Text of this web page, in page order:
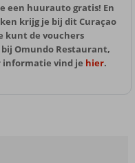
een huurauto gratis! En
krijg je bij dit Curaçao
kunt de vouchers
Omundo Restaurant,
informatie vind je hier.